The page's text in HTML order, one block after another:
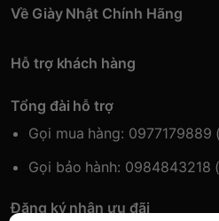
Về Giày Nhật Chính Hãng
Hỗ trợ khách hàng
Tổng đài hỗ trợ
Gọi mua hàng: 0977179889
Gọi bảo hành: 0984843218
Đăng ký nhận ưu đãi